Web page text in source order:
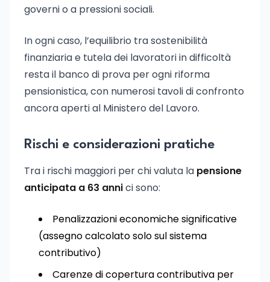
governi o a pressioni sociali.
In ogni caso, l’equilibrio tra sostenibilità
finanziaria e tutela dei lavoratori in difficoltà
resta il banco di prova per ogni riforma
pensionistica, con numerosi tavoli di confronto
ancora aperti al Ministero del Lavoro.
Rischi e considerazioni pratiche
Tra i rischi maggiori per chi valuta la pensione
anticipata a 63 annici sono:
Penalizzazioni economiche significative
(assegno calcolato solo sul sistema
contributivo)
Carenze di copertura contributiva per